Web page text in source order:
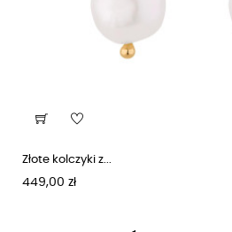
Złote kolczyki z...
Cena
449,00 zł